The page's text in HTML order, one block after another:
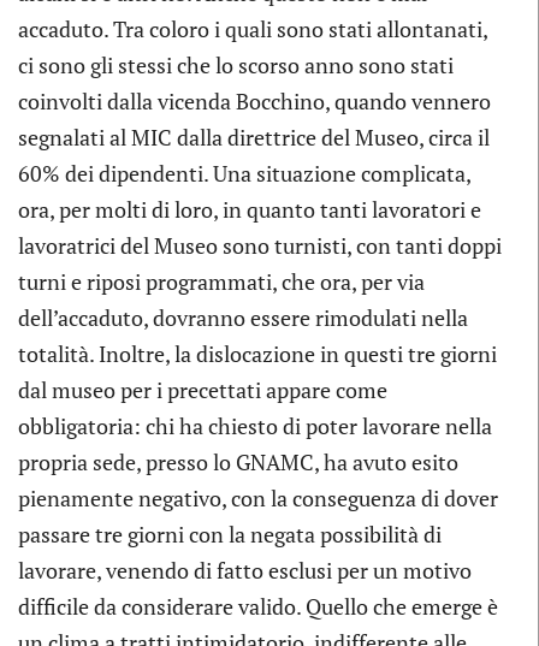
accaduto. Tra coloro i quali sono stati allontanati,
ci sono gli stessi che lo scorso anno sono stati
coinvolti dalla vicenda Bocchino, quando vennero
segnalati al MIC dalla direttrice del Museo, circa il
60% dei dipendenti. Una situazione complicata,
ora, per molti di loro, in quanto tanti lavoratori e
lavoratrici del Museo sono turnisti, con tanti doppi
turni e riposi programmati, che ora, per via
dell’accaduto, dovranno essere rimodulati nella
totalità. Inoltre, la dislocazione in questi tre giorni
dal museo per i precettati appare come
obbligatoria: chi ha chiesto di poter lavorare nella
propria sede, presso lo GNAMC, ha avuto esito
pienamente negativo, con la conseguenza di dover
passare tre giorni con la negata possibilità di
lavorare, venendo di fatto esclusi per un motivo
difficile da considerare valido. Quello che emerge è